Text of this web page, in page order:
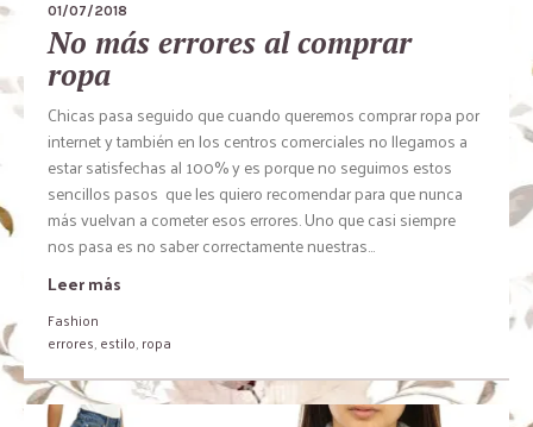
01/07/2018
No más errores al comprar
ropa
Chicas pasa seguido que cuando queremos comprar ropa por
internet y también en los centros comerciales no llegamos a
estar satisfechas al 100% y es porque no seguimos estos
sencillos pasos que les quiero recomendar para que nunca
más vuelvan a cometer esos errores. Uno que casi siempre
nos pasa es no saber correctamente nuestras...
Leer más
Fashion
errores,estilo,ropa